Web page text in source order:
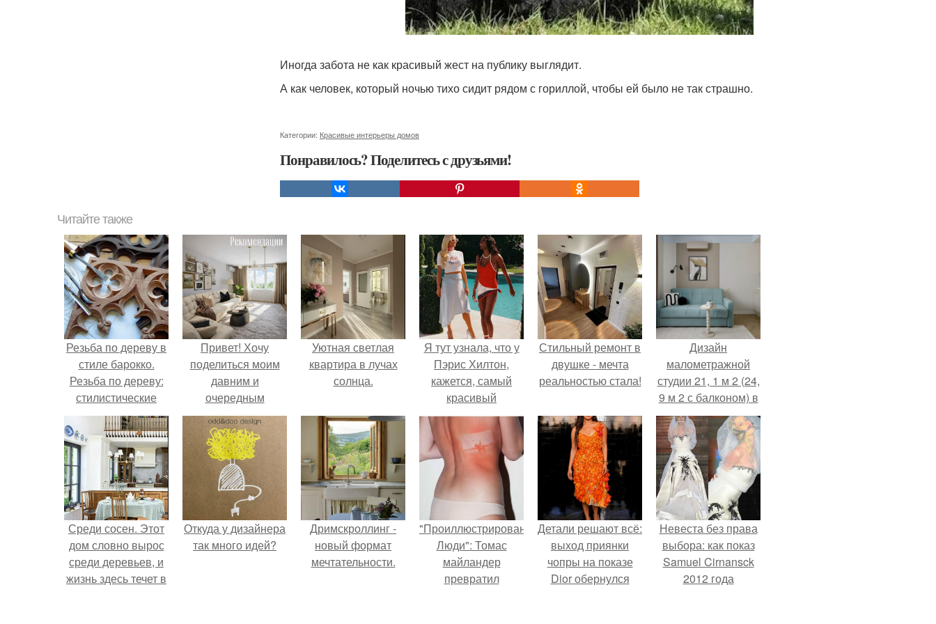
Иногда забота не как красивый жест на публику выглядит.
А как человек, который ночью тихо сидит рядом с гориллой, чтобы ей было не так страшно.
Категории: Красивые интерьеры домов
Понравилось? Поделитесь с друзьями!
Читайте также
Резьба по дереву в
стиле барокко.
Резьба по дереву:
стилистические
направления и
характерные узоры.
Привет! Хочу
поделиться моим
давним и
очередным
неопубликованным
проектом.
Уютная светлая
квартира в лучах
солнца.
Я тут узнала, что у
Пэрис Хилтон,
кажется, самый
красивый
переносной туалет
во всём Беверли
хиллз.
Стильный ремонт в
двушке - мечта
реальностью стала!
Дизайн
малометражной
студии 21, 1 м 2 (24,
9 м 2 с балконом) в
Краснодаре.
Среди сосен. Этот
дом словно вырос
среди деревьев, и
жизнь здесь течет в
Откуда у дизайнера
так много идей?
Дримскроллинг -
новый формат
мечтательности.
"Проиллюстрированные
Люди": Томас
майландер
превратил
Детали решают всё:
выход приянки
чопры на показе
Dior обернулся
Невеста без права
выбора: как показ
Samuel Cirnansck
2012 года